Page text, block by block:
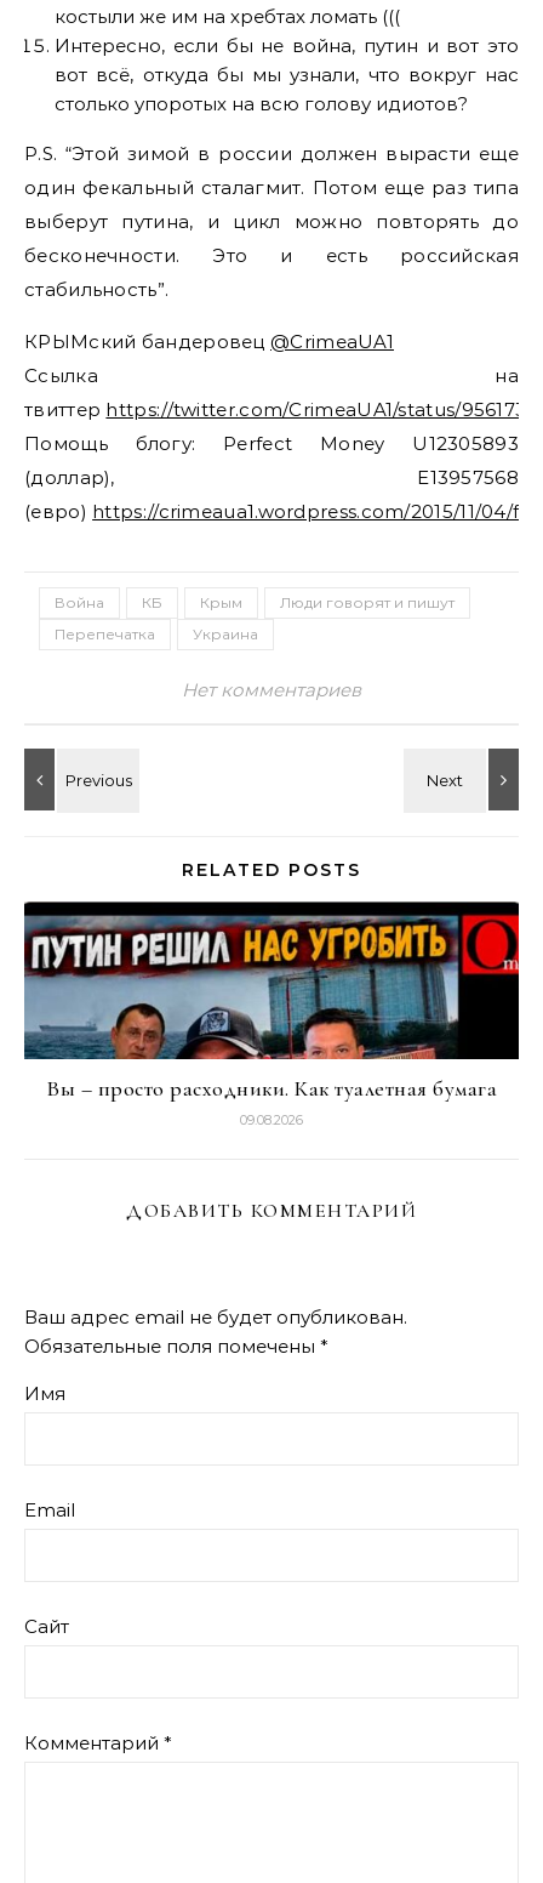
костыли же им на хребтах ломать (((
Интересно, если бы не война, путин и вот это
вот всё, откуда бы мы узнали, что вокруг нас
столько упоротых на всю голову идиотов?
P.S. “Этой зимой в россии должен вырасти еще
один фекальный сталагмит. Потом еще раз типа
выберут путина, и цикл можно повторять до
бесконечности. Это и есть российская
стабильность”.
КРЫМский бандеровец @CrimeaUA1
Ссылка на
твиттер https://twitter.com/CrimeaUA1/status/
Помощь блогу: Perfect Money U12305893
(доллар), E13957568
(евро) https://crimeaua1.wordpress.com/2015/11/04/
Война КБ Крым
Люди говорят и пишут
Перепечатка
Украина
Нет комментариев
RELATED POSTS
Вы – просто расходники. Как туалетная бумага
09.08.2026
ДОБАВИТЬ КОММЕНТАРИЙ
Ваш адрес email не будет опубликован.
Обязательные поля помечены *
Имя
Email
Сайт
Комментарий *